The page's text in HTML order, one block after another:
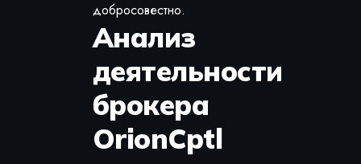
добросовестно.
Анализ
деятельности
брокера
OrionCptl